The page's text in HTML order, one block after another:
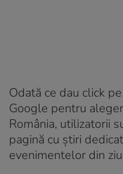
Odată ce dau click
Google pentru
România, utilizatorii
pagină cu știri
evenimentelor din